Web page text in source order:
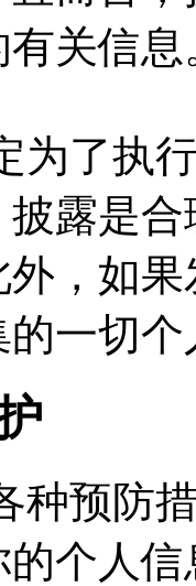
关信息
为了执
露是
，如
一切
种预防
个人